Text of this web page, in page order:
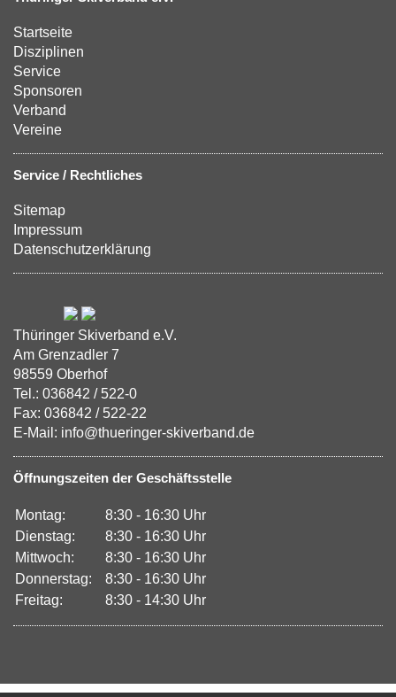
Startseite
Disziplinen
Service
Sponsoren
Verband
Vereine
Service / Rechtliches
Sitemap
Impressum
Datenschutzerklärung
Thüringer Skiverband e.V.
Am Grenzadler 7
98559 Oberhof
Tel.: 036842 / 522-0
Fax: 036842 / 522-22
E-Mail: info@thueringer-skiverband.de
Öffnungszeiten der Geschäftsstelle
Montag:
8:30 - 16:30 Uhr
Dienstag:
8:30 - 16:30 Uhr
Mittwoch:
8:30 - 16:30 Uhr
Donnerstag:
8:30 - 16:30 Uhr
Freitag:
8:30 - 14:30 Uhr